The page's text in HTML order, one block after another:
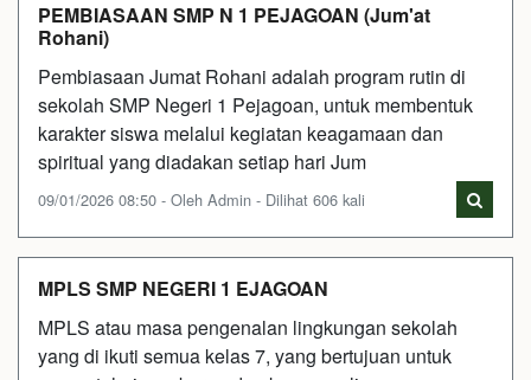
PEMBIASAAN SMP N 1 PEJAGOAN (Jum'at
Rohani)
Pembiasaan Jumat Rohani adalah program rutin di
sekolah SMP Negeri 1 Pejagoan, untuk membentuk
karakter siswa melalui kegiatan keagamaan dan
spiritual yang diadakan setiap hari Jum
09/01/2026 08:50 - Oleh Admin - Dilihat 606 kali
MPLS SMP NEGERI 1 EJAGOAN
MPLS atau masa pengenalan lingkungan sekolah
yang di ikuti semua kelas 7, yang bertujuan untuk